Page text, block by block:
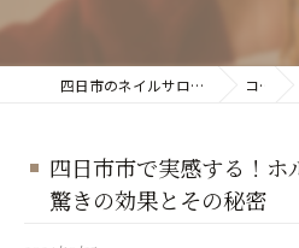
四日市のネイルサロンならネイルサロン Vanilla コラム
四日市市で実感する！ホ
驚きの効果とその秘密